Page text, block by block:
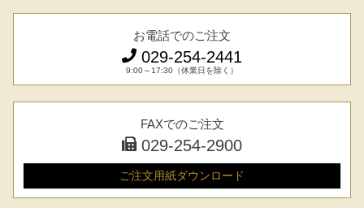
029-254-2441
受付：9:00～17:30(日曜日を除く)
お電話でのご注文
029-254-2441
9:00～17:30（休業日を除く）
FAXでのご注文
029-254-2900
ご注文用紙ダウンロード